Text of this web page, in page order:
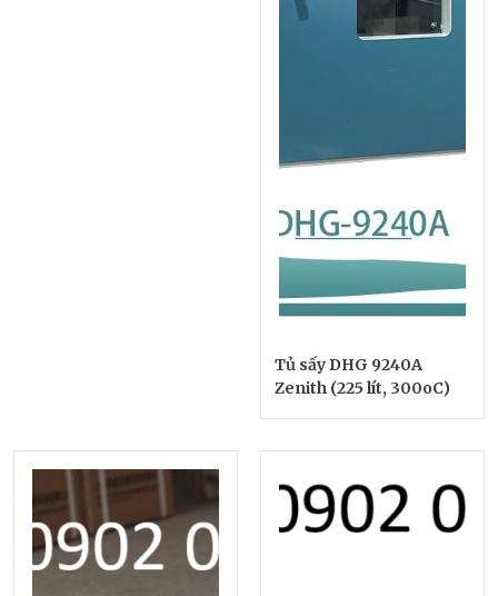
Tủ sấy DHG 9240A
Zenith (225 lít, 300oC)